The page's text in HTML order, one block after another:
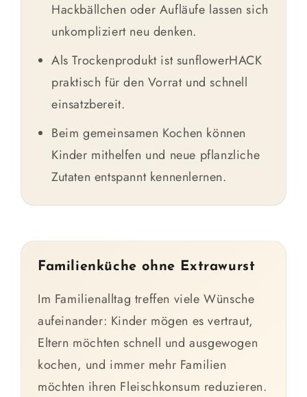
Hackbällchen oder Aufläufe lassen sich
unkompliziert neu denken.
Als Trockenprodukt ist sunflowerHACK
praktisch für den Vorrat und schnell
einsatzbereit.
Beim gemeinsamen Kochen können
Kinder mithelfen und neue pflanzliche
Zutaten entspannt kennenlernen.
Familienküche ohne Extrawurst
Im Familienalltag treffen viele Wünsche
aufeinander: Kinder mögen es vertraut,
Eltern möchten schnell und ausgewogen
kochen, und immer mehr Familien
möchten ihren Fleischkonsum reduzieren.